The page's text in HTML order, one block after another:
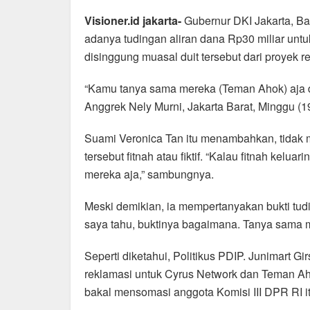
a
c
e
b
o
o
k
h
at
s
p
p
el
e
gr
m
m
ail
h
ar
e
Visioner.id jakarta-Gubernur DKI Jakarta,
adanya tudingan aliran dana Rp30 miliar
disinggung muasal duit tersebut dari proyek
“Kamu tanya sama mereka (Teman Ahok)
Anggrek Nely Murni, Jakarta Barat, Minggu
Suami Veronica Tan itu menambahkan,
tersebut fitnah atau fiktif. “Kalau fitnah
mereka aja,” sambungnya.
Meski demikian, ia mempertanyakan bukti
saya tahu, buktinya bagaimana. Tanya sama
Seperti diketahui, Politikus PDIP. Junimart
reklamasi untuk Cyrus Network dan Teman
bakal mensomasi anggota Komisi III DPR RI